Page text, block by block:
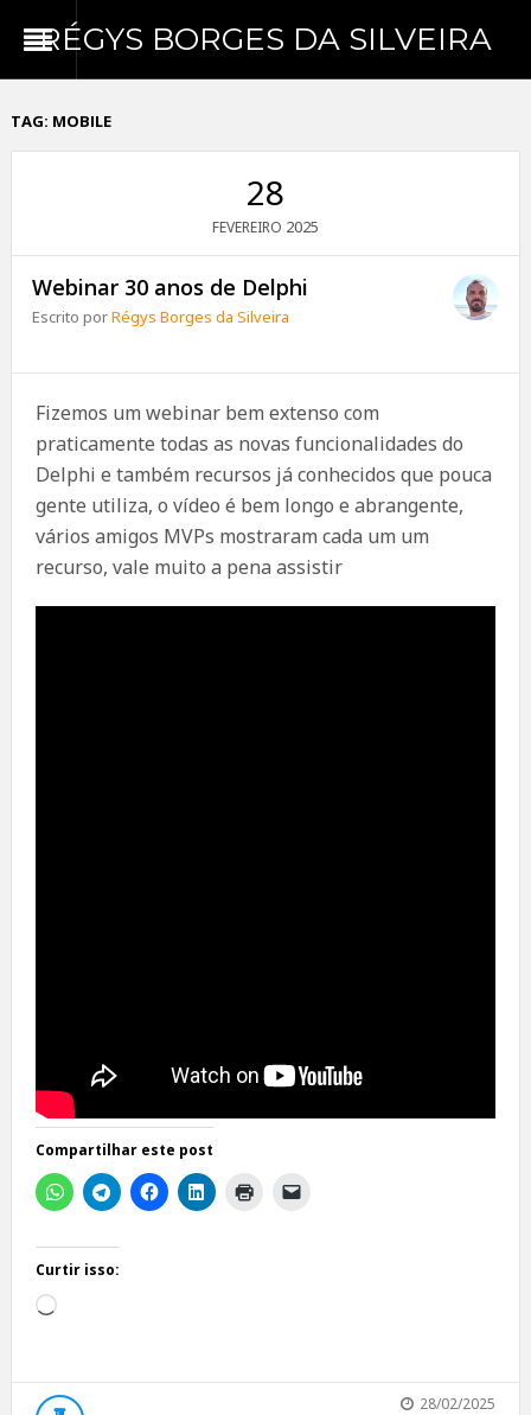
RÉGYS BORGES DA SILVEIRA
TAG: MOBILE
28
FEVEREIRO 2025
Webinar 30 anos de Delphi
Escrito porRégys Borges da Silveira
Fizemos um webinar bem extenso com
praticamente todas as novas funcionalidades do
Delphi e também recursos já conhecidos que pouca
gente utiliza, o vídeo é bem longo e abrangente,
vários amigos MVPs mostraram cada um um
recurso, vale muito a pena assistir
Compartilhar este post
Curtir isso:
Carregando...
28/02/2025